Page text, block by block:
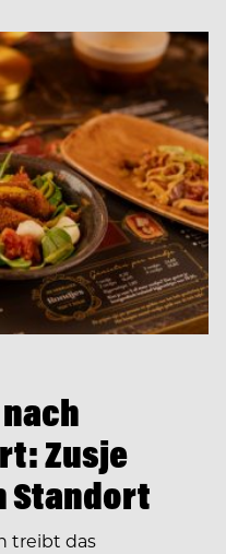
Zusje
Standort
treibt das